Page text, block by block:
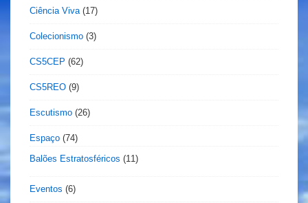
Ciência Viva(17)
Colecionismo (3)
CS5CEP (62)
CS5REO (9)
Escutismo (26)
Espaço (74)
Balões Estratosféricos (11)
Eventos (6)